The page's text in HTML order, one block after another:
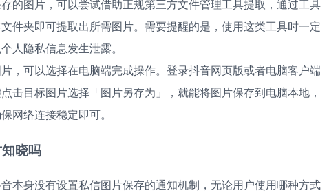
的图片，可以尝试借助正规第三方文件管理工具提取，通过工具
件夹即可提取出所需图片。需要提醒的是，使用这类工具时一定
人隐私信息发生泄露。
，可以选择在电脑端完成操作。登录抖音网页版或者电脑客户端
击目标图片选择「图片另存为」，就能将图片保存到电脑本地，
网络连接稳定即可。
晓吗
本身没有设置私信图片保存的通知机制，无论用户使用哪种方式